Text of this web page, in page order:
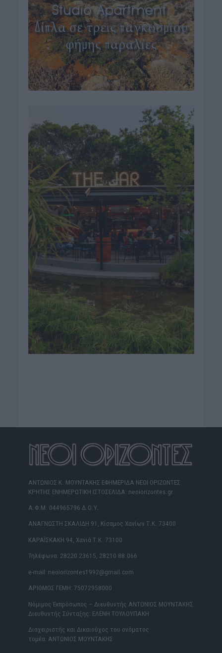
ΑΝΤΩΝΙΟΣ Κ. ΜΟΥΝΤΑΚΗΣ ΕΦΗΜΕΡΙΔΑ ΝΕΟΙ ΟΡΙΖΟΝΤΕΣ
ΚΡΗΤΗΣ ΕΝΗΜΕΡΩΤΙΚΗ ΙΣΤΟΣΕΛΙΔΑ: neoiorizontes.gr
Α.Φ.Μ. 044965796 Δ.Ο.Υ.
ΑΝΑΓΝΩΣΤΗ ΣΚΑΛΙΔΗ 91, Κίσαμος Χανίων Τ.Κ. 73400
ΚΑΡΑΪΣΚΑΚΗ 94, Χανιά Τ.Κ. 73100
Τηλέφωνα: 28220 23615, 28210 88.066
e-mail: neoiorizontes1992@gmail.com
ΑΡΙΘΜΟΣ ΓΕΜΗ: 75072958000
Νόμιμος Εκπρόσωπος – Διευθυντής ΑΝΤΩΝΙΟΣ ΜΟΥΝΤΑΚΗΣ
Διευθυντής Σύνταξης: ΕΛΕΝΗ ΤΟΥΛΟΥΠΑΚΗ
Διαχειριστής και Δικαιούχος του ονόματος
τομέα: ΑΝΤΩΝΙΟΣ ΜΟΥΝΤΑΚΗΣ